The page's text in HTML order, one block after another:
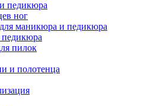
педикюра
ног
маникюра и педикюра
пилок
и полотенца